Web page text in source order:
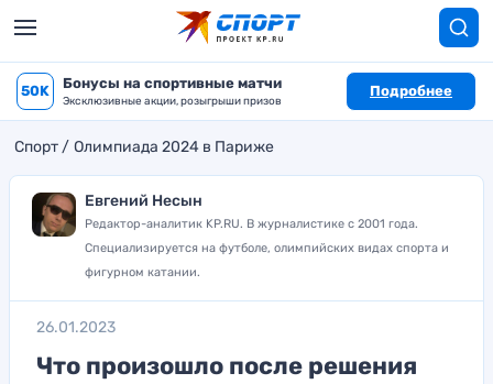
50K Бонусы на спортивные матчи
Эксклюзивные акции, розыгрыши призов
Подробнее
Спорт Олимпиада 2024 в Париже
Евгений Несын
Редактор-аналитик KP.RU. В журналистике с 2001 года.
Специализируется на футболе, олимпийских видах спорта и
фигурном катании.
26.01.2023
Что произошло после решения